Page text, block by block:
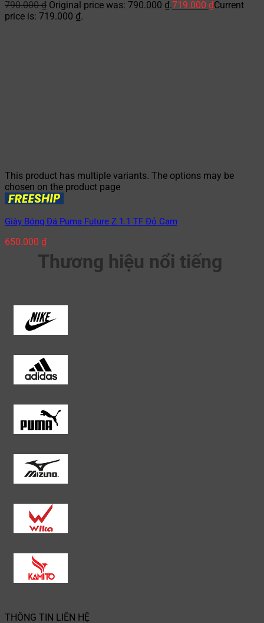
790.000₫ Original price was: 790.000 ₫.719.000 ₫Current
price is: 719.000 ₫.
This product has multiple variants. The options may be
chosen on the product page
Giày Bóng Đá Puma Future Z 1.1 TF Đỏ Cam
650.000 ₫
Thương hiệu nổi tiếng
THÔNG TIN LIÊN HỆ